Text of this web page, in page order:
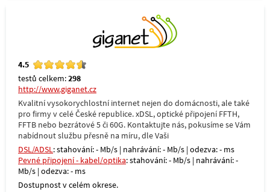
4.5
testů celkem:298
http://www.giganet.cz
Kvalitní vysokorychlostní internet nejen do domácnosti, ale také
pro firmy v celé České republice. xDSL, optické připojení FFTH,
FFTB nebo bezrátové 5 či 60G. Kontaktujte nás, pokusíme se Vám
nabídnout službu přesně na míru, dle Vaši
DSL/ADSL: stahování: - Mb/s | nahrávání: - Mb/s | odezva: - ms
Pevné připojení - kabel/optika: stahování: - Mb/s | nahrávání: -
Mb/s | odezva: - ms
Dostupnost v celém okrese.